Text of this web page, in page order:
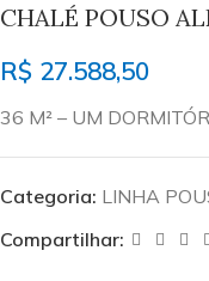
CHALÉ POUSO
R$ 27.588,50
36 M² – UM
Categoria: LINHA
Compartilhar: